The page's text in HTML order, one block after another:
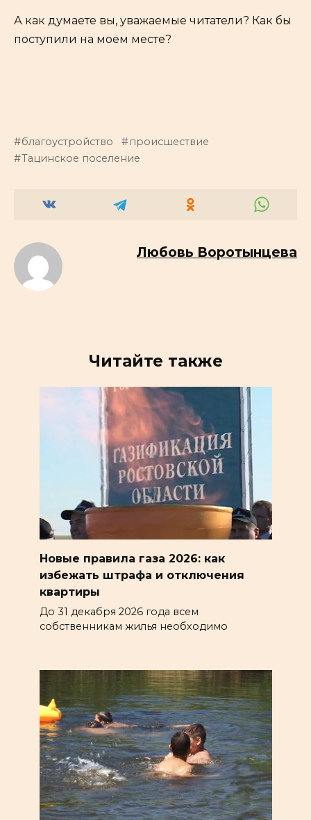
А как думаете вы, уважаемые читатели? Как бы
поступили на моём месте?
благоустройство
происшествие
Тацинское поселение
Любовь Воротынцева
Читайте также
Новые правила газа 2026: как
избежать штрафа и отключения
квартиры
До 31 декабря 2026 года всем
собственникам жилья необходимо